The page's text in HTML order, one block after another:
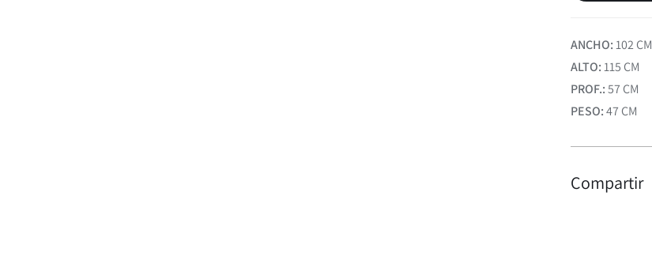
ANCHO:102 CM
ALTO:115 CM
PROF.:57 CM
PESO:47 CM
Compartir